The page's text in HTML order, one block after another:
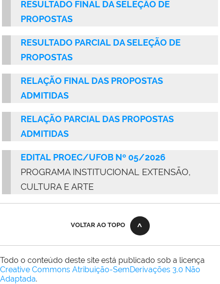
RESULTADO FINAL DA SELEÇÃO DE
PROPOSTAS
RESULTADO PARCIAL DA SELEÇÃO DE
PROPOSTAS
RELAÇÃO FINAL DAS PROPOSTAS
ADMITIDAS
RELAÇÃO PARCIAL DAS PROPOSTAS
ADMITIDAS
EDITAL PROEC/UFOB Nº 05/2026
PROGRAMA INSTITUCIONAL EXTENSÃO,
CULTURA E ARTE
VOLTAR AO TOPO
Todo o conteúdo deste site está publicado sob a licença
Creative Commons Atribuição-SemDerivações 3.0 Não
Adaptada.